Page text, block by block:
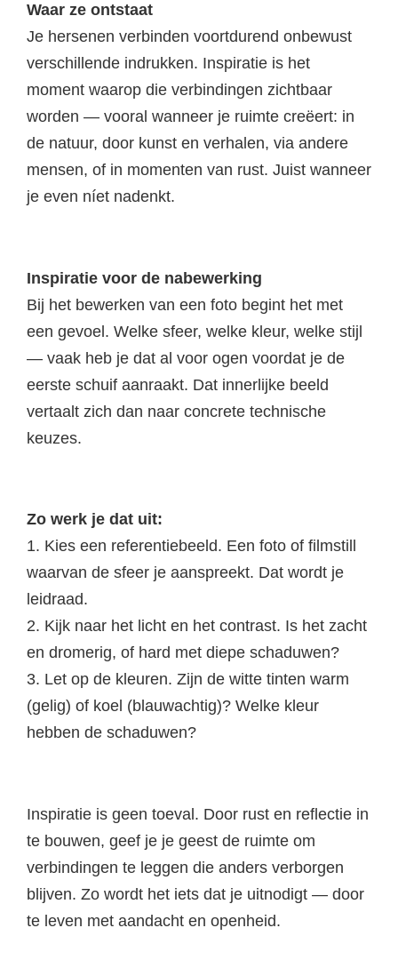
Waar ze ontstaat
Je hersenen verbinden voortdurend onbewust
verschillende indrukken. Inspiratie is het
moment waarop die verbindingen zichtbaar
worden — vooral wanneer je ruimte creëert: in
de natuur, door kunst en verhalen, via andere
mensen, of in momenten van rust. Juist wanneer
je even níet nadenkt.
Inspiratie voor de nabewerking
Bij het bewerken van een foto begint het met
een gevoel. Welke sfeer, welke kleur, welke stijl
— vaak heb je dat al voor ogen voordat je de
eerste schuif aanraakt. Dat innerlijke beeld
vertaalt zich dan naar concrete technische
keuzes.
Zo werk je dat uit:
1. Kies een referentiebeeld. Een foto of filmstill
waarvan de sfeer je aanspreekt. Dat wordt je
leidraad.
2. Kijk naar het licht en het contrast. Is het zacht
en dromerig, of hard met diepe schaduwen?
3. Let op de kleuren. Zijn de witte tinten warm
(gelig) of koel (blauwachtig)? Welke kleur
hebben de schaduwen?
Inspiratie is geen toeval. Door rust en reflectie in
te bouwen, geef je je geest de ruimte om
verbindingen te leggen die anders verborgen
blijven. Zo wordt het iets dat je uitnodigt — door
te leven met aandacht en openheid.